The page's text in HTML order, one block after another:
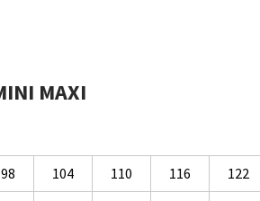
MAXI
98 104 110 116 122